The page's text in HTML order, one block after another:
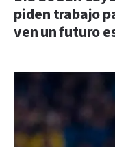
piden trabajo
ven un futuro